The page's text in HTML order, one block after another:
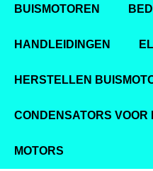
BUISMOTOREN
HANDLEIDINGEN
HERSTELLEN
CONDENSATORS
MOTORS